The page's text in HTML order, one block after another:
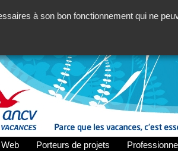
à son bon fonctionnement qui ne
Porteurs de projets